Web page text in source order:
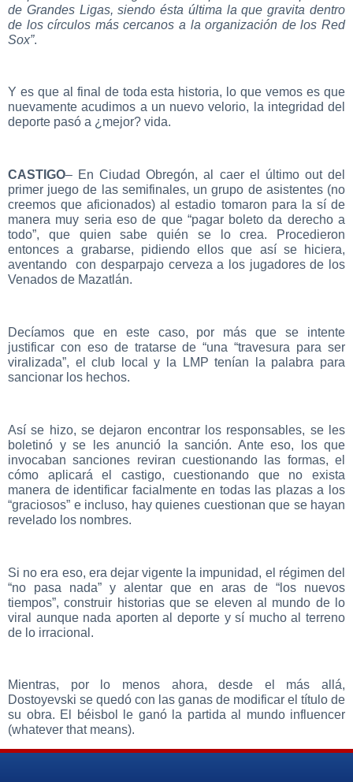
de Grandes Ligas, siendo ésta última la que gravita dentro
de los círculos más cercanos a la organización de los Red
Sox”.
Y es que al final de toda esta historia, lo que vemos es que
nuevamente acudimos a un nuevo velorio, la integridad del
deporte pasó a ¿mejor? vida.
CASTIGO– En Ciudad Obregón, al caer el último out del
primer juego de las semifinales, un grupo de asistentes (no
creemos que aficionados) al estadio tomaron para la sí de
manera muy seria eso de que “pagar boleto da derecho a
todo”, que quien sabe quién se lo crea. Procedieron
entonces a grabarse, pidiendo ellos que así se hiciera,
aventando con desparpajo cerveza a los jugadores de los
Venados de Mazatlán.
Decíamos que en este caso, por más que se intente
justificar con eso de tratarse de “una “travesura para ser
viralizada”, el club local y la LMP tenían la palabra para
sancionar los hechos.
Así se hizo, se dejaron encontrar los responsables, se les
boletinó y se les anunció la sanción. Ante eso, los que
invocaban sanciones reviran cuestionando las formas, el
cómo aplicará el castigo, cuestionando que no exista
manera de identificar facialmente en todas las plazas a los
“graciosos” e incluso, hay quienes cuestionan que se hayan
revelado los nombres.
Si no era eso, era dejar vigente la impunidad, el régimen del
“no pasa nada” y alentar que en aras de “los nuevos
tiempos”, construir historias que se eleven al mundo de lo
viral aunque nada aporten al deporte y sí mucho al terreno
de lo irracional.
Mientras, por lo menos ahora, desde el más allá,
Dostoyevski se quedó con las ganas de modificar el título de
su obra. El béisbol le ganó la partida al mundo influencer
(whatever that means).